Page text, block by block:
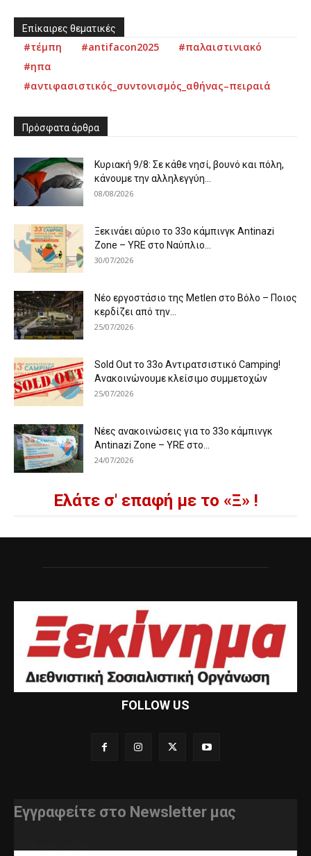
Επίκαιρες θεματικές
#τέμπη #antifacon2025
#παλαιστινιακό
#ηπα
#αντιφασιστικός_συντονισμός_αθήνας–πειραιά
Πρόσφατα άρθρα
Κυριακή 9/8: Σε κάθε νησί, βουνό και πόλη,
κάνουμε την αλληλεγγύη...
08/08/2026
Ξεκινάει αύριο το 33ο κάμπινγκ Antinazi
Zone – YRE στο Ναύπλιο...
30/07/2026
Νέο εργοστάσιο της Metlen στο Βόλο – Ποιος
κερδίζει από την...
25/07/2026
Sold Out το 33ο Αντιρατσιστικό Camping!
Ανακοινώνουμε κλείσιμο συμμετοχών
25/07/2026
Νέες ανακοινώσεις για το 33ο κάμπινγκ
Antinazi Zone – YRE στο...
24/07/2026
Ελάτε σ' επαφή με το «Ξ» !
FOLLOW US
Εγγραφείτε στο Newsletter μας